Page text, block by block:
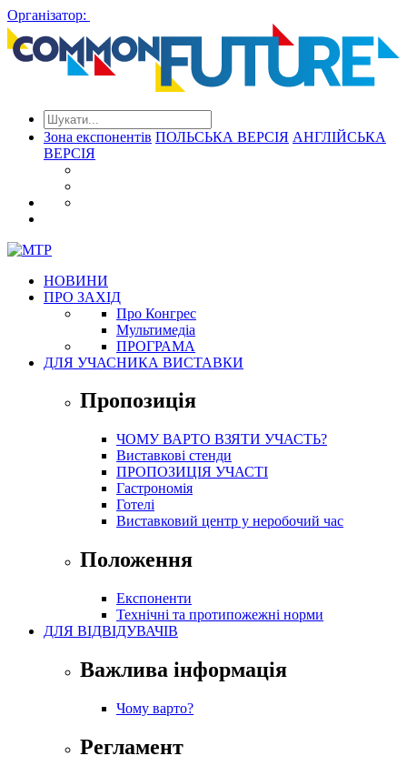
Організатор:
Зона експонентів ПОЛЬСЬКА ВЕРСІЯ АНГЛІЙСЬКА
ВЕРСІЯ
НОВИНИ
ПРО ЗАХІД
Про Конгрес
Mультимедіа
ПРОГРАМА
ДЛЯ УЧАСНИКА ВИСТАВКИ
Пропозиція
ЧОМУ ВАРТО ВЗЯТИ УЧАСТЬ?
Виставкові стенди
ПРОПОЗИЦІЯ УЧАСТІ
Гастрономія
Готелі
Виставковий центр у неробочий час
Положення
Експоненти
Технічні та протипожежні норми
ДЛЯ ВІДВІДУВАЧІВ
Важлива інформація
Чому варто?
Регламент